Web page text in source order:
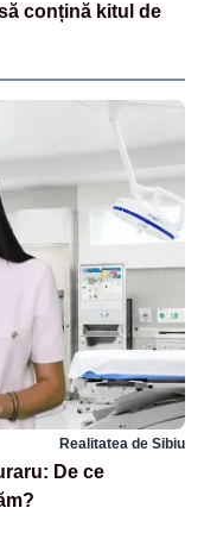
conțină kitul de
Realitatea de Sibiu
De ce